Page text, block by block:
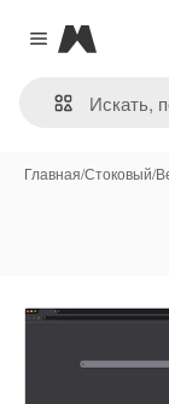
Close menu
Magnific
Главная/Стоковый/